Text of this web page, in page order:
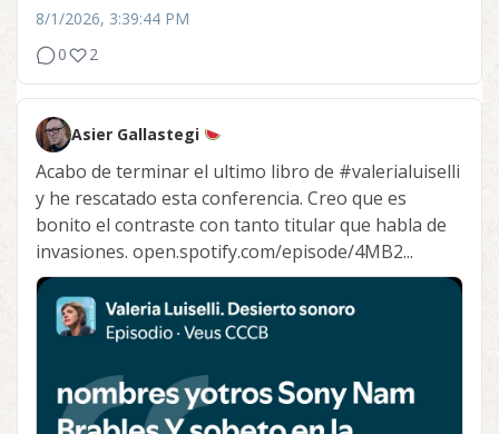
8/1/2026, 3:39:44 PM
0
2
Asier Gallastegi
Acabo de terminar el ultimo libro de #valerialuiselli
y he rescatado esta conferencia. Creo que es
bonito el contraste con tanto titular que habla de
invasiones. open.spotify.com/episode/4MB2...